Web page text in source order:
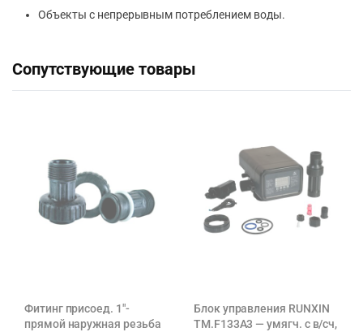
Объекты с непрерывным потреблением воды.
Сопутствующие товары
Фитинг присоед. 1"-
прямой наружная резьба
Блок управления RUNXIN
ТМ.F133A3 — умягч. с в/сч,